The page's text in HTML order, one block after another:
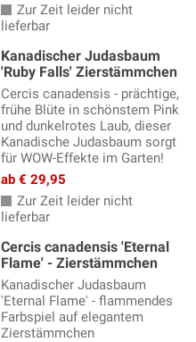
Zur Zeit leider nicht
lieferbar
Kanadischer Judasbaum
'Ruby Falls' Zierstämmchen
Cercis canadensis - prächtige,
frühe Blüte in schönstem Pink
und dunkelrotes Laub, dieser
Kanadische Judasbaum sorgt
für WOW-Effekte im Garten!
ab € 29,95
Zur Zeit leider nicht
lieferbar
Cercis canadensis 'Eternal
Flame' - Zierstämmchen
Kanadischer Judasbaum
'Eternal Flame' - flammendes
Farbspiel auf elegantem
Zierstämmchen